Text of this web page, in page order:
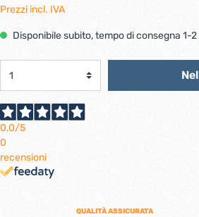
Prezzi incl. IVA
Disponibile subito, tempo di consegna 1-
0,0/5
0
recensioni
QUALITÀ ASSICURATA